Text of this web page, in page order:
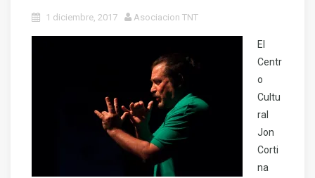
1 diciembre, 2017 Asociacion TNT
El
Centr
o
Cultu
ral
Jon
Corti
na